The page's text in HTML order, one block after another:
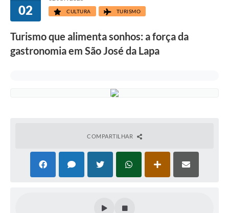
02 CULTURA TURISMO
Turismo que alimenta sonhos: a força da
gastronomia em São José da Lapa
COMPARTILHAR